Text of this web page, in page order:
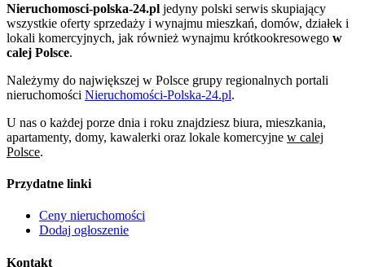
Nieruchomosci-polska-24.pl jedyny polski serwis skupiający
wszystkie oferty sprzedaży i wynajmu mieszkań, domów, działek i
lokali komercyjnych, jak również wynajmu krótkookresowego w
calej Polsce.
Należymy do największej w Polsce grupy regionalnych portali
nieruchomości Nieruchomości-Polska-24.pl.
U nas o każdej porze dnia i roku znajdziesz biura, mieszkania,
apartamenty, domy, kawalerki oraz lokale komercyjne w calej
Polsce.
Przydatne linki
Ceny nieruchomości
Dodaj ogłoszenie
Kontakt